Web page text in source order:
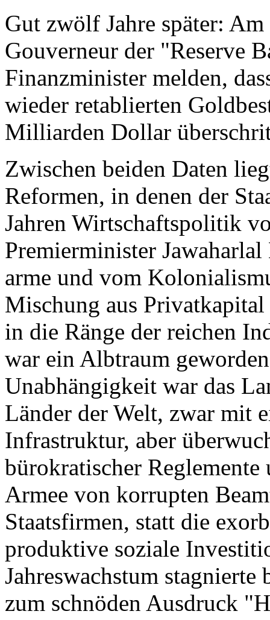
Gut zwölf Jahre später:
Gouverneur der "Reserve
Finanzminister melden,
wieder retablierten
Milliarden Dollar
Zwischen beiden Daten
Reformen, in denen der
Jahren Wirtschaftspolitik
Premierminister
arme und vom
Mischung aus
in die Ränge der reichen
war ein Albtraum
Unabhängigkeit war das
Länder der Welt, zwar mit
Infrastruktur, aber
bürokratischer
Armee von korrupten
Staatsfirmen, statt die
produktive soziale
Jahreswachstum
zum schnöden Ausdruck